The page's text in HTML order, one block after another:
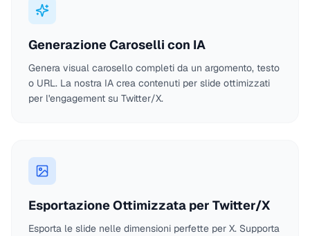
Generazione Caroselli con IA
Genera visual carosello completi da un argomento, testo
o URL. La nostra IA crea contenuti per slide ottimizzati
per l'engagement su Twitter/X.
Esportazione Ottimizzata per Twitter/X
Esporta le slide nelle dimensioni perfette per X. Supporta